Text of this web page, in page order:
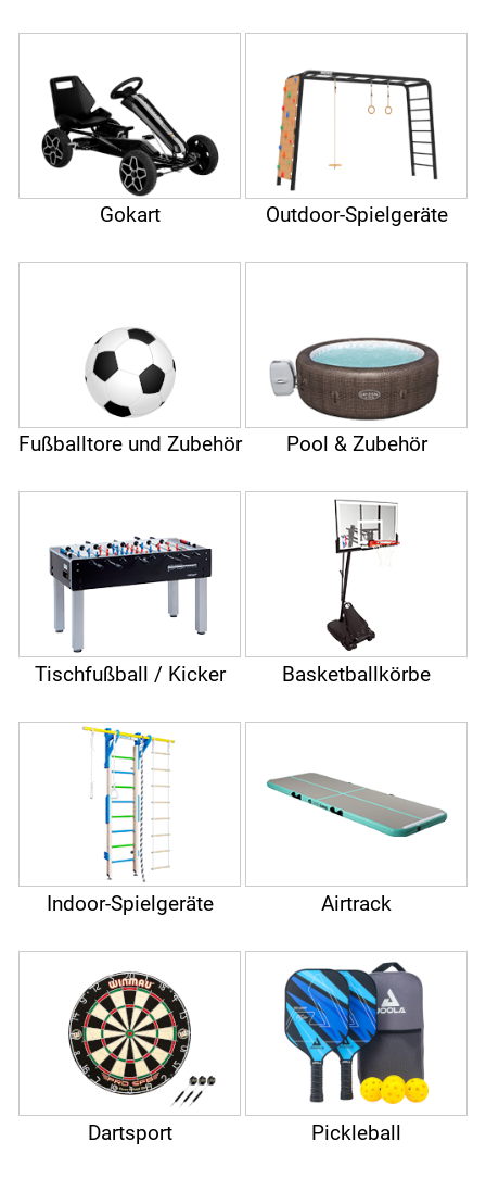
Gokart Outdoor-Spielgeräte
Fußballtore und Zubehör Pool & Zubehör
Tischfußball / Kicker Basketballkörbe
Indoor-Spielgeräte Airtrack
Dartsport Pickleball